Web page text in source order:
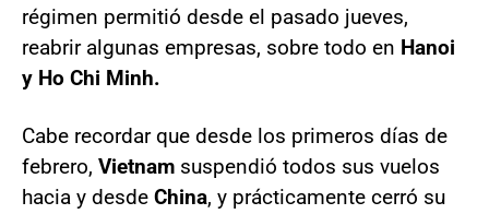
régimen permitió desde el pasado jueves,
reabrir algunas empresas, sobre todo en Hanoi
y Ho Chi Minh.
Cabe recordar que desde los primeros días de
febrero, Vietnam suspendió todos sus vuelos
hacia y desde China, y prácticamente cerró su